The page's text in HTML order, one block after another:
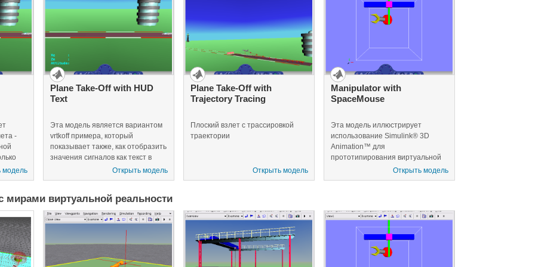
планеты и расстояние между
Землей и Луной настроены,
-
с
модель
Plane Take-Off with HUD
Text
Эта модель является вариантом
vrtkoff примера, который
показывает также, как отобразить
значения сигналов как текст в
виртуальной сцене и простом
Главном отображении (HUD).
Открыть модель
Plane Take-Off with
Trajectory Tracing
Плоский взлет с трассировкой
траектории
Открыть модель
Manipulator with
SpaceMouse
Эта модель иллюстрирует
использование Simulink® 3D
Animation™ для
прототипирования виртуальной
реальности и тестирования
жизнеспособности проектов
использование SpaceMouse
Магеллана для управления
объектами в виртуальном мире.
Открыть модель
мирами виртуальной реальности